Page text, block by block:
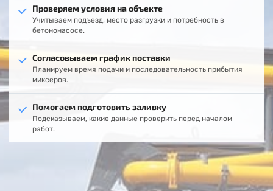
Проверяем условия на объекте
Учитываем подъезд, место разгрузки и потребность в
бетононасосе.
Согласовываем график поставки
Планируем время подачи и последовательность прибытия
миксеров.
Помогаем подготовить заливку
Подсказываем, какие данные проверить перед началом
работ.